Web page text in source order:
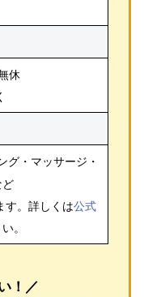
休
グ・マッサージ・
ど
す。詳しくは公式
。
！／